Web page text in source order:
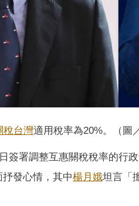
稅台灣適用稅率為20%。（圖
簽署調整互惠關稅稅率的行
發心情，其中楊月娥坦言「